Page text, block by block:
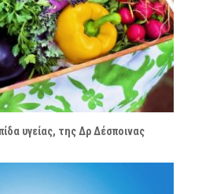
υγείας, της Δρ Δέσποινας